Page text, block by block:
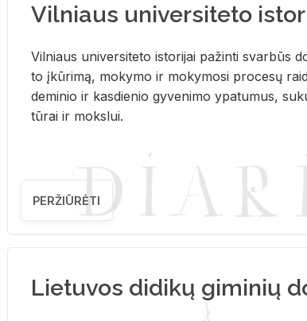
Vilniaus universiteto
Vil­niaus uni­ver­si­te­to is­to­ri­jai pa­žin­ti svar­būs
to įkū­ri­mą, mo­ky­mo ir mo­ky­mo­si pro­ce­sų
de­mi­nio ir kas­die­nio gy­ve­ni­mo ypa­tu­mus,
tū­rai ir moks­lui.
PERŽIŪRĖTI
Lietuvos didikų giminių